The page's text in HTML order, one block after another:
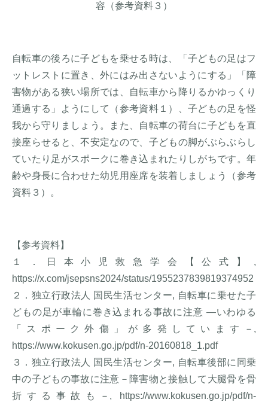
容（参考資料３）
自転車の後ろに子どもを乗せる時は、「子どもの足はフ
ットレストに置き、外にはみ出さないようにする」「障
害物がある狭い場所では、自転車から降りるかゆっくり
通過する」ようにして（参考資料１）、子どもの足を怪
我から守りましょう。また、自転車の荷台に子どもを直
接座らせると、不安定なので、子どもの脚がぶらぶらし
ていたり足がスポークに巻き込まれたりしがちです。年
齢や身長に合わせた幼児用座席を装着しましょう（参考
資料３）。
【参考資料】
１．日本小児救急学会【公式】,
https://x.com/jsepsns2024/status/1955237839819374952
２．独立行政法人 国民生活センター, 自転車に乗せた子
どもの足が車輪に巻き込まれる事故に注意 ―いわゆる
「スポーク外傷」が多発しています－,
https://www.kokusen.go.jp/pdf/n-20160818_1.pdf
３．独立行政法人 国民生活センター, 自転車後部に同乗
中の子どもの事故に注意－障害物と接触して大腿骨を骨
折する事故も－, https://www.kokusen.go.jp/pdf/n-